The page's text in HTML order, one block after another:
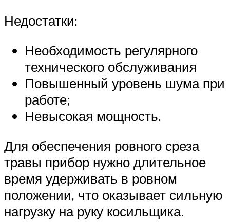
Недостатки:
Необходимость регулярного
технического обслуживания
Повышенный уровень шума при
работе;
Невысокая мощность.
Для обеспечения ровного среза
травы прибор нужно длительное
время удерживать в ровном
положении, что оказывает сильную
нагрузку на руку косильщика.